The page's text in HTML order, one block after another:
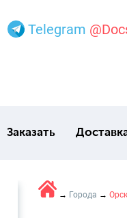
Telegram
Заказать
→ Города → Орск